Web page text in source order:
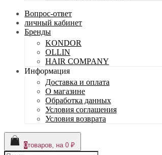
Вопрос-ответ
личный кабинет
Бренды
KONDOR
OLLIN
HAIR COMPANY
Информация
Доставка и оплата
О магазине
Обработка данных
Условия соглашения
Условия возврата
0товаров, на 0 ₽